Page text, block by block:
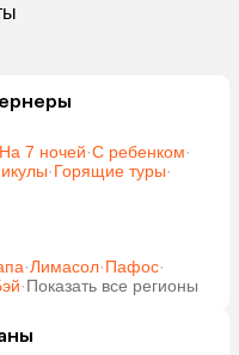
На 7 ночей·С ребенком·
·Горящие туры·
·Лимасол·Пафос·
·Показать все регионы